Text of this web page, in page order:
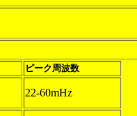
ピーク周波数
22-60mHz